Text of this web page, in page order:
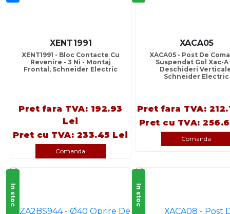
XENT1991
XENT1991 - Bloc Contacte Cu
Revenire - 3 Ni - Montaj
Frontal, Schneider Electric
Pret fara TVA: 192.93
Lei
Pret cu TVA: 233.45 Lei
Comanda
XACA05
XACA05 - Post De
Suspendat Gol Xac-A
Deschideri
Schneider Electric
Pret fara TVA:
Pret cu TVA:
Comanda
In stoc In stoc